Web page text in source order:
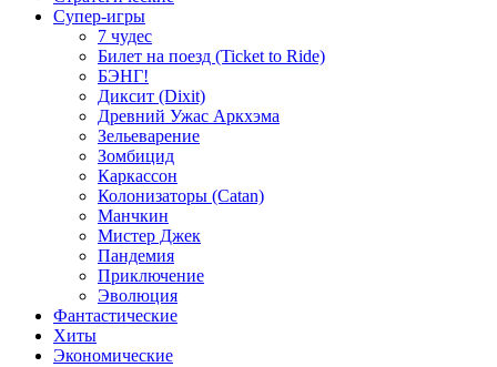
Супер-игры
7 чудес
Билет на поезд (Ticket to Ride)
БЭНГ!
Диксит (Dixit)
Древний Ужас Аркхэма
Зельеварение
Зомбицид
Каркассон
Колонизаторы (Catan)
Манчкин
Мистер Джек
Пандемия
Приключение
Эволюция
Фантастические
Хиты
Экономические